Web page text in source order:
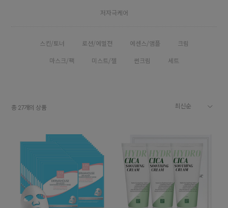
저자극케어
스킨/토너 로션/에멀젼 에센스/앰플
크림
마스크/팩
미스트/젤 썬크림 세트
총 27개의 상품